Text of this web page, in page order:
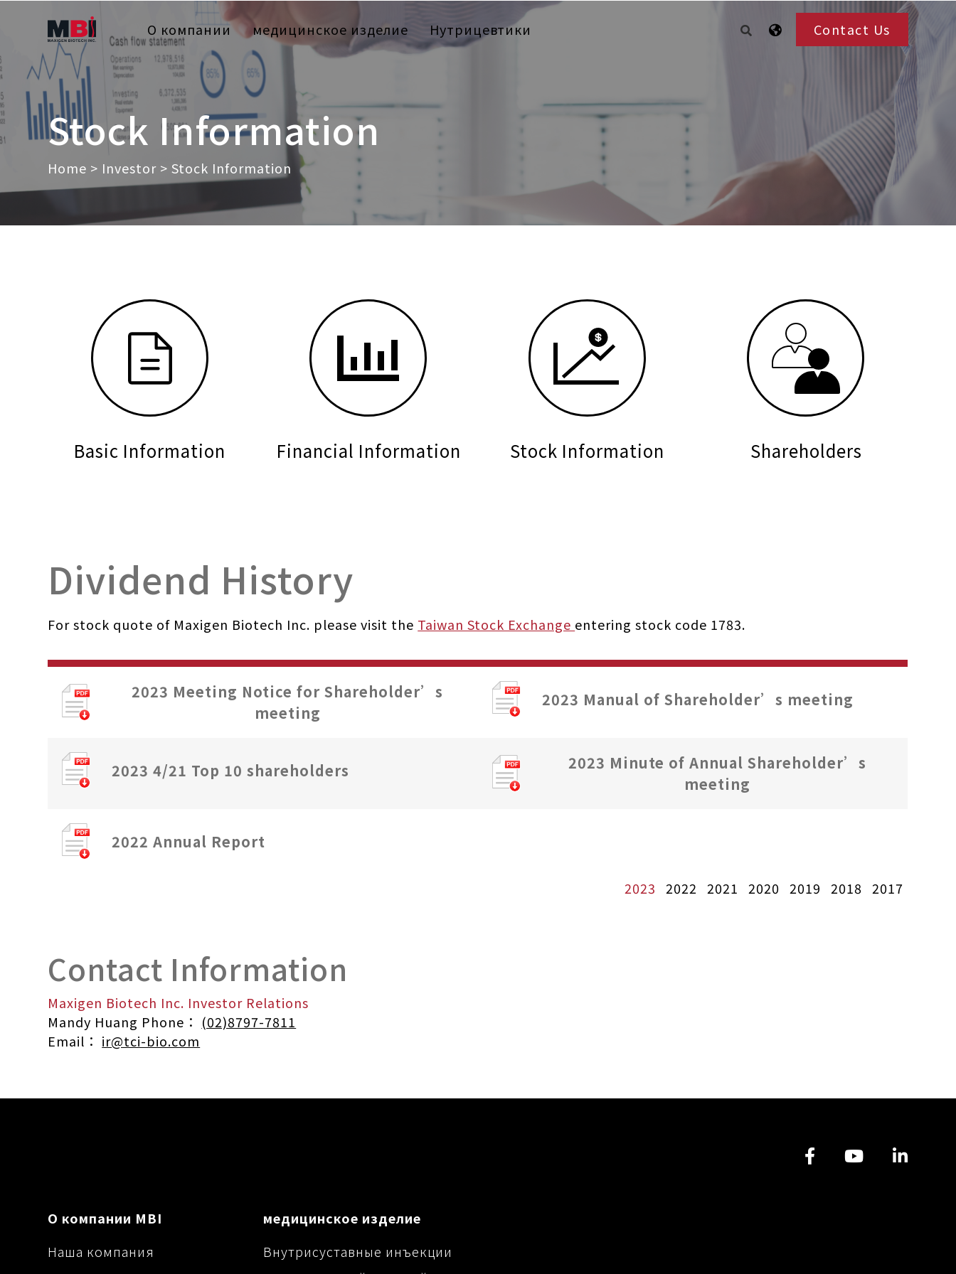
О компании медицинское изделие Нутрицевтики Contact Us
Stock Information
Home > Investor > Stock Information
Basic Information Financial Information Stock Information Shareholders
Dividend History
For stock quote of Maxigen Biotech Inc. please visit the Taiwan Stock Exchange entering stock code 1783.
2023 Meeting Notice for Shareholder’s
meeting
2023 Manual of Shareholder’s meeting
2023 4/21 Top 10 shareholders
2023 Minute of Annual Shareholder’s
meeting
2022 Annual Report
2023 2022 2021 2020 2019 2018 2017
Contact Information
Maxigen Biotech Inc. Investor Relations
Mandy Huang Phone： (02)8797-7811
Email： ir@tci-bio.com
О компании MBI
Наша компания
медицинское изделие
Внутрисуставные инъекции